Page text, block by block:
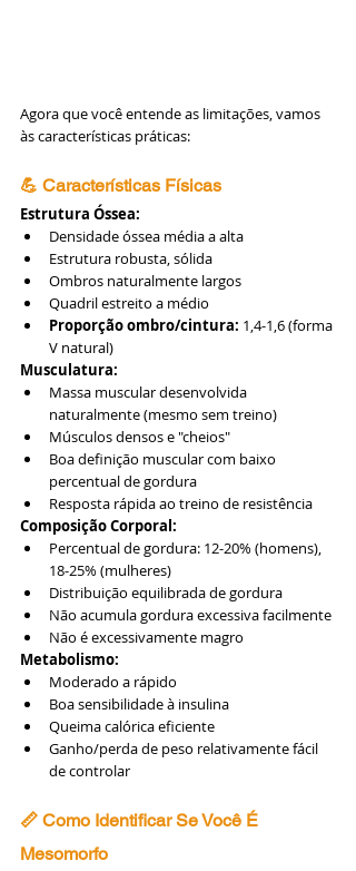
Agora que você entende as limitações, vamos
às características práticas:
💪 Características Físicas
Estrutura Óssea:
Densidade óssea média a alta
Estrutura robusta, sólida
Ombros naturalmente largos
Quadril estreito a médio
Proporção ombro/cintura: 1,4-1,6 (forma
V natural)
Musculatura:
Massa muscular desenvolvida
naturalmente (mesmo sem treino)
Músculos densos e "cheios"
Boa definição muscular com baixo
percentual de gordura
Resposta rápida ao treino de resistência
Composição Corporal:
Percentual de gordura: 12-20% (homens),
18-25% (mulheres)
Distribuição equilibrada de gordura
Não acumula gordura excessiva facilmente
Não é excessivamente magro
Metabolismo:
Moderado a rápido
Boa sensibilidade à insulina
Queima calórica eficiente
Ganho/perda de peso relativamente fácil
de controlar
📏 Como Identificar Se Você É
Mesomorfo